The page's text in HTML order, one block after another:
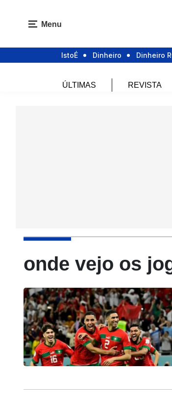
Menu
IstoÉ Dinheiro Dinheiro
ÚLTIMAS REVISTA
onde vejo os